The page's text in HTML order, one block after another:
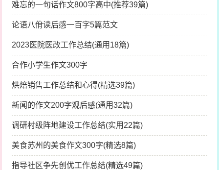
难忘的一句话作文800字高中(推荐39篇)
论语八佾读后感一百字5篇范文
2023医院医改工作总结(通用18篇)
合作小学生作文300字
烘焙销售工作总结和心得(精选39篇)
新闻的作文200字观后感(通用32篇)
调研村级阵地建设工作总结(实用22篇)
美食苏州的美食作文300字(精选8篇)
指导社区争先创优工作总结(精选49篇)